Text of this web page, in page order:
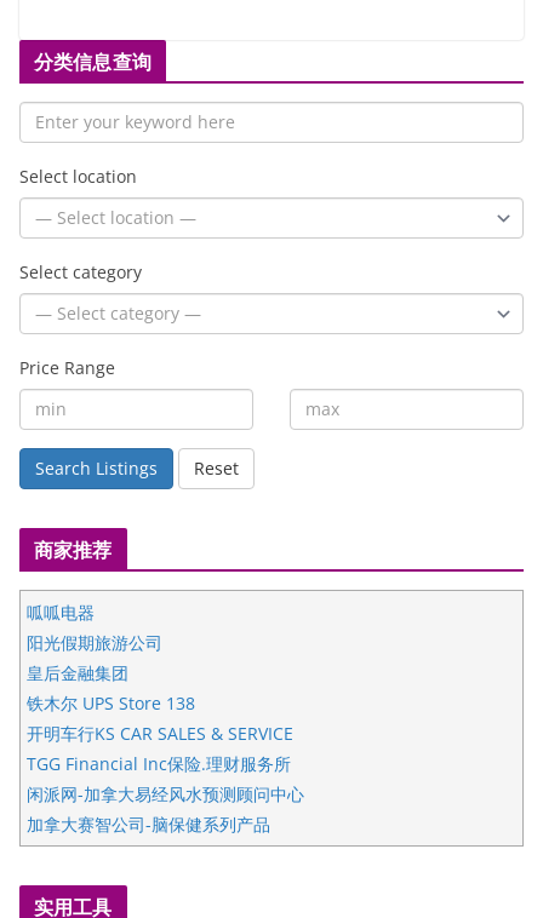
分类信息查询
Select location
Select category
Price Range
Search Listings Reset
商家推荐
呱呱电器
阳光假期旅游公司
皇后金融集团
铁木尔 UPS Store 138
开明车行KS CAR SALES & SERVICE
TGG Financial Inc保险.理财服务所
闲派网-加拿大易经风水预测顾问中心
加拿大赛智公司-脑保健系列产品
五星国艺拍卖及评估公司
国际注册执业营养师公会
实用工具